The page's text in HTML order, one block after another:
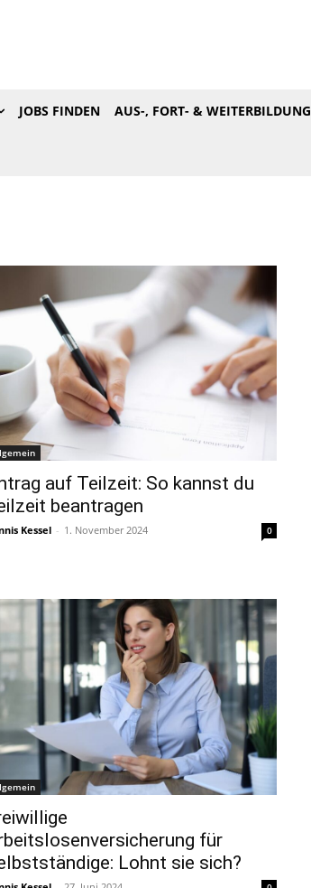
JOBS FINDEN AUS-, FORT- & WEITERBILDUNG
auf Teilzeit: So kannst du
beantragen
Kessel - 1. November 2024 0
für
Lohnt sie sich?